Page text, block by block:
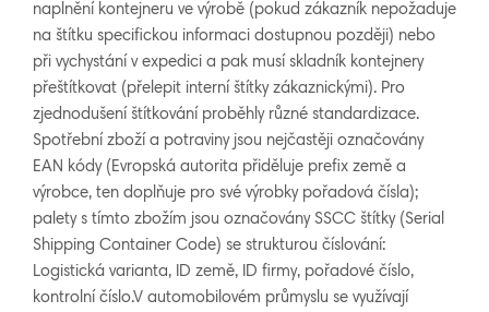
naplnění kontejneru ve výrobě (pokud zákazník nepožaduje
na štítku specifickou informaci dostupnou později) nebo
při vychystání v expedici a pak musí skladník kontejnery
přeštítkovat (přelepit interní štítky zákaznickými). Pro
zjednodušení štítkování proběhly různé standardizace.
Spotřební zboží a potraviny jsou nejčastěji označovány
EAN kódy (Evropská autorita přiděluje prefix země a
výrobce, ten doplňuje pro své výrobky pořadová čísla);
palety s tímto zbožím jsou označovány SSCC štítky (Serial
Shipping Container Code) se strukturou číslování:
Logistická varianta, ID země, ID firmy, pořadové číslo,
kontrolní číslo.V automobilovém průmyslu se využívají